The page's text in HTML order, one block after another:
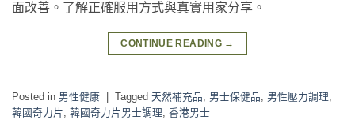
面改善。了解正確服用方式與真實用家分享。
CONTINUE READING →
Posted in 男性健康 Tagged 天然補充品, 男士保健品, 男性壓力調理,
韓國奇力片, 韓國奇力片男士調理, 香港男士